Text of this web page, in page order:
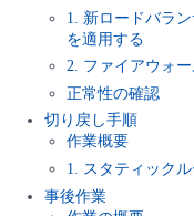
すべてのメニ
- 登録情報の管理
- APIリファレンス
■ 基本構築ガイド
- リモートワーク
- ITインフラストラ
- その他
1. 新ロードバラ
を適用する
2. ファイアウォ
正常性の確認
切り戻し手順
作業概要
1. スタティック
事後作業